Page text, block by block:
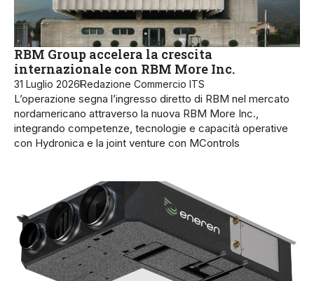
RBM Group accelera la crescita
internazionale con RBM More Inc.
31 Luglio 2026Redazione Commercio ITS
L’operazione segna l’ingresso diretto di RBM nel mercato
nordamericano attraverso la nuova RBM More Inc.,
integrando competenze, tecnologie e capacità operative
con Hydronica e la joint venture con MControls